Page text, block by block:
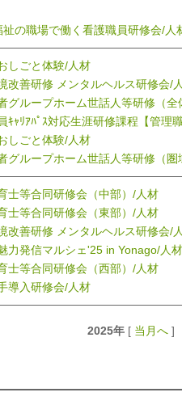
祉の職場で働く看護職員研修会/人
しごと体験/人材
改善研修 メンタルヘルス研修会/
グループホーム世話人等研修（全
ｷｬﾘｱﾊﾟｽ対応生涯研修課程【管理
しごと体験/人材
グループホーム世話人等研修（圏
士等合同研修会（中部）/人材
士等合同研修会（東部）/人材
改善研修 メンタルヘルス研修会/
力発信マルシェ'25 in Yonago/人材
士等合同研修会（西部）/人材
導入研修会/人材
2025年[ 当月へ]